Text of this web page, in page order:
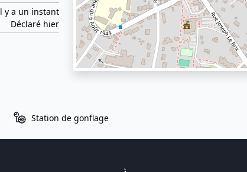
y a un instant
Déclaré hier
Station de gonflage